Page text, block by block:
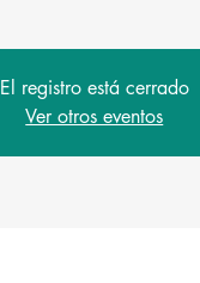
El registro está cerrado
Ver otros eventos